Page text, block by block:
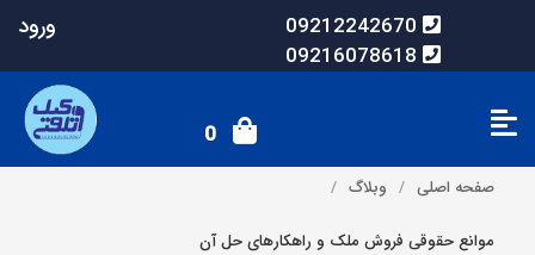
09212242670
09216078618
ورود
0
صفحه اصلی وبلاگ
موانع حقوقی فروش ملک و راهکارهای حل آن